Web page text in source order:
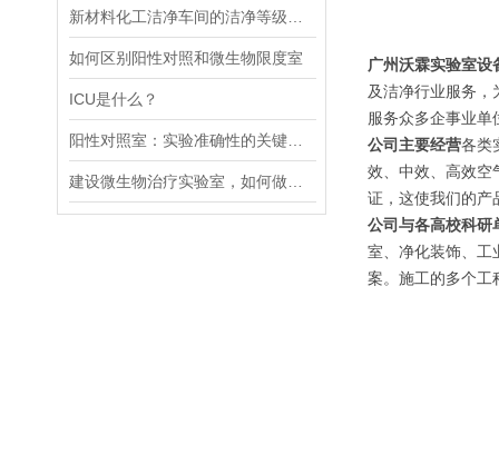
如何区别阳性对照和微生物限度室
ICU是什么？
广州沃霖实验室设
及洁净行业服务，
服务众多企事业单
公司主要经营各类
效、中效、高效空
证，这使我们的产
公司与各高校科研
室、净化装饰、工
案。施工的多个工